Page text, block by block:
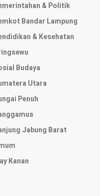
& Politik
Bandar Lampung
& Kesehatan
Budaya
Utara
Penuh
Jabung Barat
Kanan